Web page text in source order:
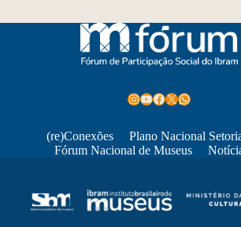
Instagram
Youtube
Facebook
X WhatsApp
(re)Conexões
Plano Nacional
Fórum Nacional de Museus